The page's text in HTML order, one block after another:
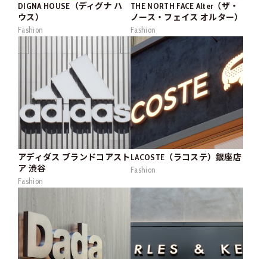
DIGNA HOUSE（ディグナ ハ
ウス）
Fashion
THE NORTH FACE Alter（ザ・
ノース・フェイス オルター）
Fashion
アディダス ブランドコアスト
ア 渋谷
Fashion
LACOSTE（ラコステ）銀座店
Fashion